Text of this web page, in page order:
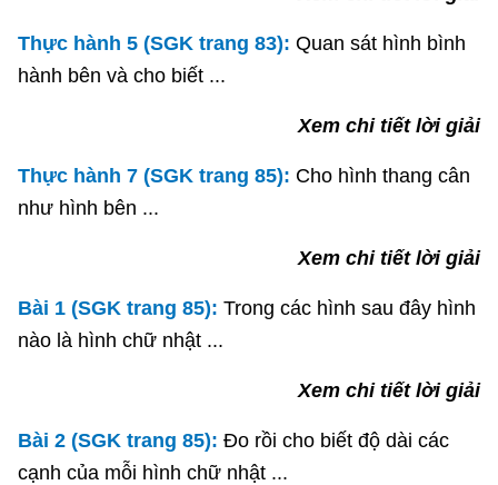
Thực hành 5 (SGK trang 83): Quan sát hình bình
hành bên và cho biết ...
Xem chi tiết lời giải
Thực hành 7 (SGK trang 85): Cho hình thang cân
như hình bên ...
Xem chi tiết lời giải
Bài 1 (SGK trang 85): Trong các hình sau đây hình
nào là hình chữ nhật ...
Xem chi tiết lời giải
Bài 2 (SGK trang 85): Đo rồi cho biết độ dài các
cạnh của mỗi hình chữ nhật ...